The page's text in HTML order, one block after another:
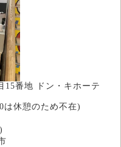
15番地 ドン・キホーテ
は休憩のため不在)